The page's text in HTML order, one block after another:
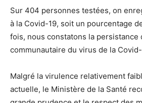
Sur 404 personnes testées, on
à la Covid-19, soit un pourcentage
fois, nous constatons la persistance
communautaire du virus de la
Malgré la virulence relativement
actuelle, le Ministère de la Santé